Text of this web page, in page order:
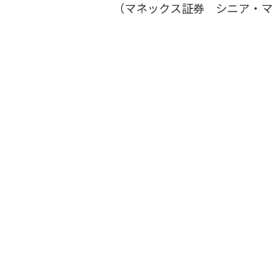
（マネックス証券 シニア・